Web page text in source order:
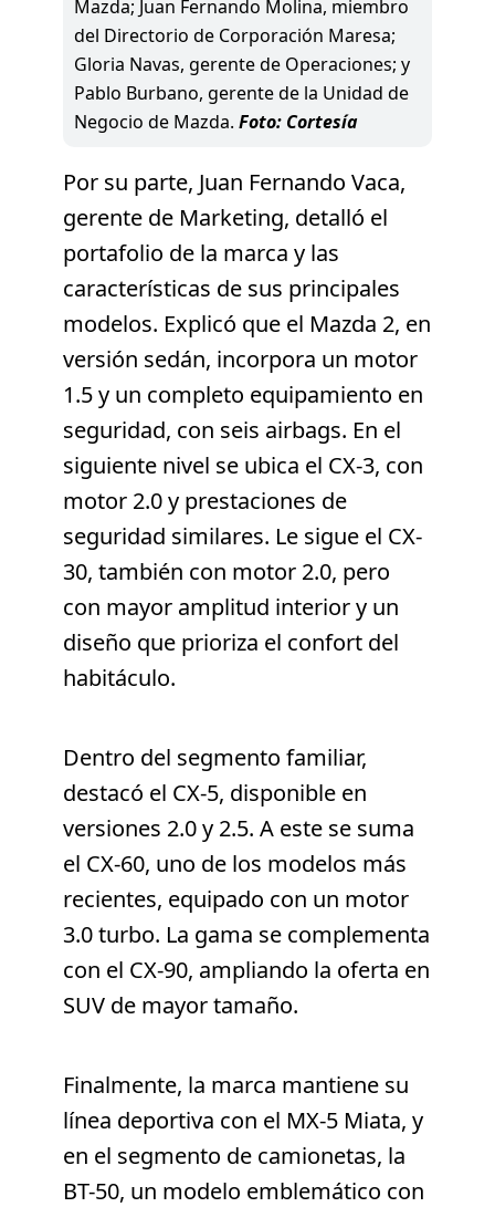
Mazda; Juan Fernando Molina, miembro
del Directorio de Corporación Maresa;
Gloria Navas, gerente de Operaciones; y
Pablo Burbano, gerente de la Unidad de
Negocio de Mazda.Foto: Cortesía
Por su parte, Juan Fernando Vaca,
gerente de Marketing, detalló el
portafolio de la marca y las
características de sus principales
modelos. Explicó que el Mazda 2, en
versión sedán, incorpora un motor
1.5 y un completo equipamiento en
seguridad, con seis airbags. En el
siguiente nivel se ubica el CX-3, con
motor 2.0 y prestaciones de
seguridad similares. Le sigue el CX-
30, también con motor 2.0, pero
con mayor amplitud interior y un
diseño que prioriza el confort del
habitáculo.
Dentro del segmento familiar,
destacó el CX-5, disponible en
versiones 2.0 y 2.5. A este se suma
el CX-60, uno de los modelos más
recientes, equipado con un motor
3.0 turbo. La gama se complementa
con el CX-90, ampliando la oferta en
SUV de mayor tamaño.
Finalmente, la marca mantiene su
línea deportiva con el MX-5 Miata, y
en el segmento de camionetas, la
BT-50, un modelo emblemático con